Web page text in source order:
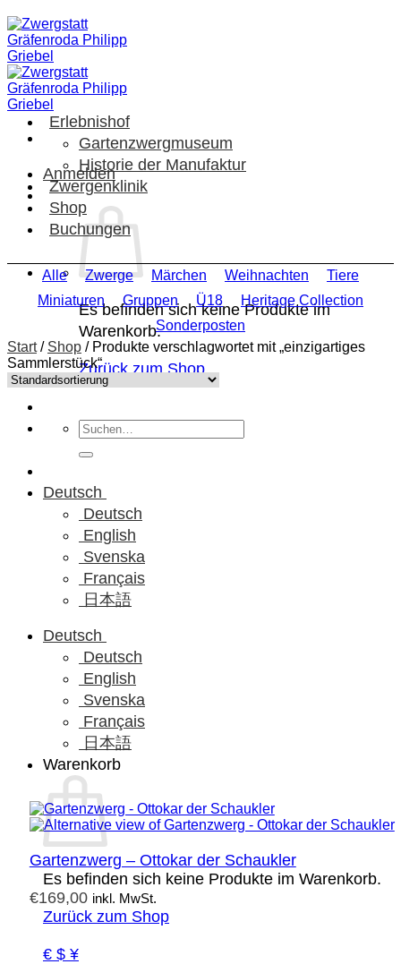
Zum
Inhalt
springen
Anmelden
Es befinden sich keine Produkte im
Warenkorb.
Zurück zum Shop
Suchen
nach:
Deutsch
Deutsch
English
Svenska
Français
日本語
Deutsch
Deutsch
English
Svenska
Français
日本語
Warenkorb
Es befinden sich keine Produkte im Warenkorb.
Zurück zum Shop
€ $ ¥
Erlebnishof
Gartenzwergmuseum
Historie der Manufaktur
Zwergenklinik
Shop
Buchungen
Alle Zwerge Märchen Weihnachten
Tiere
Miniaturen
Gruppen Ü18
Heritage Collection
Sonderposten
Start / Shop /Produkte verschlagwortet mit „einzigartiges
Sammlerstück“
Gartenzwerg – Ottokar der Schaukler
€169,00 inkl. MwSt.